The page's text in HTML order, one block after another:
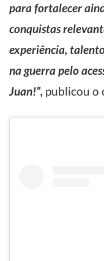
para fortalecer
conquistas
experiência,
na guerra pelo
Juan!”, publicou o